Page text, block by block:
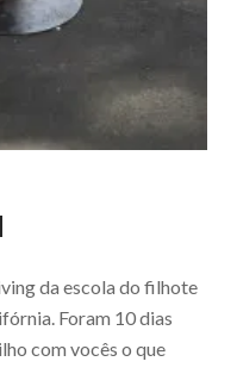
da escola do filhote
Foram 10 dias
com vocês o que